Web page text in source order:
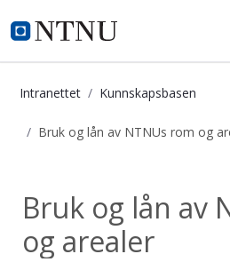
i.ntnu.no
Intranettet Kunnskapsbasen
Bruk og lån av NTNUs rom og
Bruk og lån av
og arealer